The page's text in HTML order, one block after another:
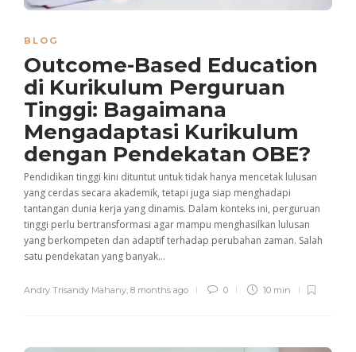
BLOG
Outcome-Based Education
di Kurikulum Perguruan
Tinggi: Bagaimana
Mengadaptasi Kurikulum
dengan Pendekatan OBE?
Pendidikan tinggi kini dituntut untuk tidak hanya mencetak lulusan
yang cerdas secara akademik, tetapi juga siap menghadapi
tantangan dunia kerja yang dinamis. Dalam konteks ini, perguruan
tinggi perlu bertransformasi agar mampu menghasilkan lulusan
yang berkompeten dan adaptif terhadap perubahan zaman. Salah
satu pendekatan yang banyak...
Andry Trisandy Mahany 8 months ago 0 10 min